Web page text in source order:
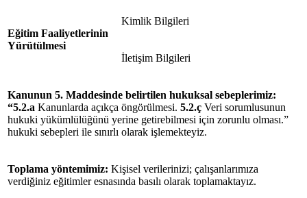
Eğitim Faaliyetlerinin
Yürütülmesi
Kimlik Bilgileri
İletişim Bilgileri
Kanunun 5. Maddesinde belirtilen hukuksal sebeplerimiz:
“5.2.a Kanunlarda açıkça öngörülmesi. 5.2.ç Veri sorumlusunun
hukuki yükümlülüğünü yerine getirebilmesi için zorunlu olması.”
hukuki sebepleri ile sınırlı olarak işlemekteyiz.
Toplama yöntemimiz: Kişisel verilerinizi; çalışanlarımıza
verdiğiniz eğitimler esnasında basılı olarak toplamaktayız.